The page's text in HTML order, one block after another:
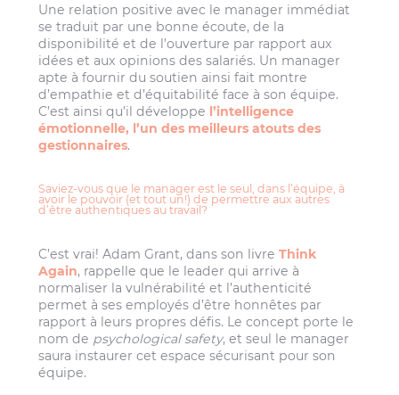
Une relation positive avec le manager immédiat
se traduit par une bonne écoute, de la
disponibilité et de l’ouverture par rapport aux
idées et aux opinions des salariés. Un manager
apte à fournir du soutien ainsi fait montre
d’empathie et d’équitabilité face à son équipe.
C’est ainsi qu’il développe l’intelligence
émotionnelle, l’un des meilleurs atouts des
gestionnaires.
Saviez-vous que le manager est le seul, dans l’équipe, à
avoir le pouvoir (et tout un!) de permettre aux autres
d’être authentiques au travail?
C’est vrai! Adam Grant, dans son livreThink
Again, rappelle que le leader qui arrive à
normaliser la vulnérabilité et l’authenticité
permet à ses employés d’être honnêtes par
rapport à leurs propres défis. Le concept porte le
nom de psychological safety, et seul le manager
saura instaurer cet espace sécurisant pour son
équipe.